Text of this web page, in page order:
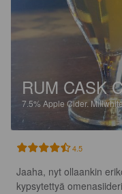
RUM CASK
7.5% Apple Cider.
4.5
Jaaha, nyt ollaankin
kypsytettyä